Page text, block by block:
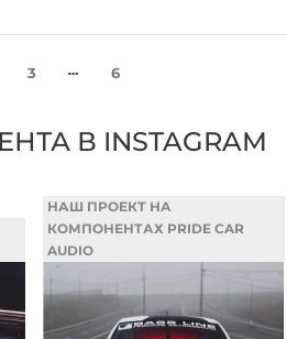
3 6
В INSTAGRAM
НАШ ПРОЕКТ НА
КОМПОНЕНТАХ PRIDE CAR
AUDIO